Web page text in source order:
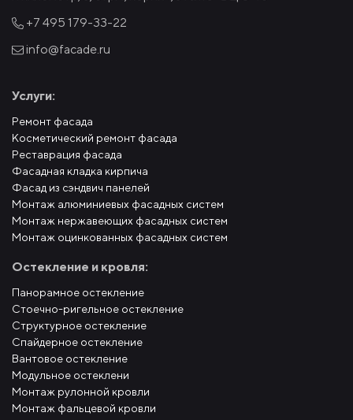
+7 495 179-33-22
info@facade.ru
Услуги:
Ремонт фасада
Косметический ремонт фасада
Реставрация фасада
Фасадная кладка кирпича
Фасад из сэндвич панелей
Монтаж алюминиевых фасадных систем
Монтаж нержавеющих фасадных систем
Монтаж оцинкованных фасадных систем
Остекление и кровля:
Панорамное остекление
Стоечно-ригельное остекление
Структурное остекление
Спайдерное остекление
Вантовое остекление
Модульное остеклени
Монтаж рулонной кровли
Монтаж фальцевой кровли